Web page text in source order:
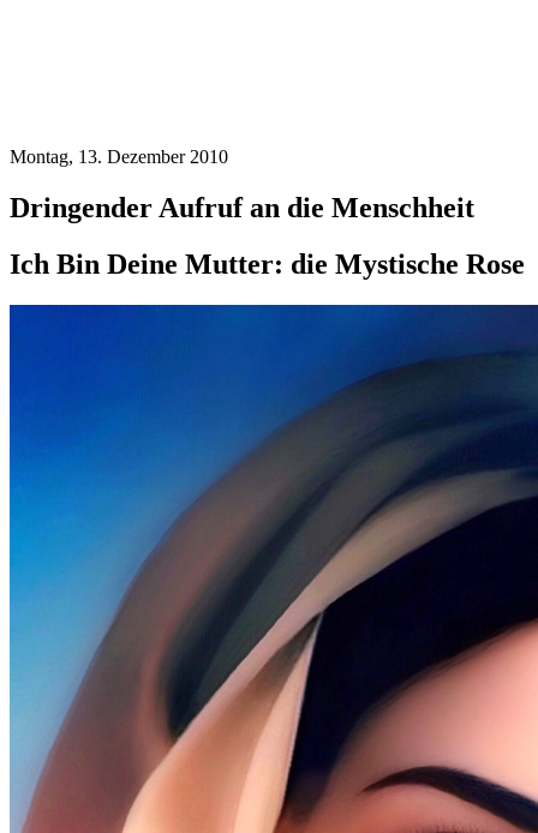
Montag, 13. Dezember 2010
Dringender Aufruf an die Menschheit
Ich Bin Deine Mutter: die Mystische Rose